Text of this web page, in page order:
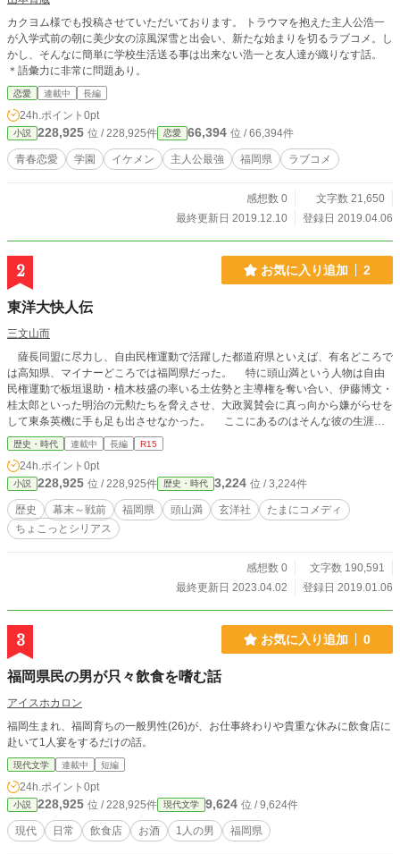
カクヨム様でも投稿させていただいております。 トラウマを抱えた主人公浩一
が入学式前の朝に美少女の涼風深雪と出会い、新たな始まりを切るラブコメ。し
かし、そんなに簡単に学校生活送る事は出来ない浩一と友人達が織りなす話。
＊語彙力に非常に問題あり。
恋愛 連載中 長編
24h.ポイント 0pt
小説 228,925 位 / 228,925件 恋愛 66,394 位 / 66,394件
青春恋愛 学園 イケメン 主人公最強 福岡県 ラブコメ
感想数 0
文字数 21,650
最終更新日 2019.12.10
登録日 2019.04.06
2 お気に入り追加 2
東洋大快人伝
三文山而
薩長同盟に尽力し、自由民権運動で活躍した都道府県といえば、有名どころで
は高知県、マイナーどころでは福岡県だった。 特に頭山満という人物は自由
民権運動で板垣退助・植木枝盛の率いる土佐勢と主導権を奪い合い、伊藤博文・
桂太郎といった明治の元勲たちを脅えさせ、大政翼賛会に真っ向から嫌がらせを
して東条英機に手も足も出させなかった。 ここにあるのはそんな彼の生涯と
その周辺を描くことで、幕末から昭和までの日本近代史を裏面から語る話であ
る。 なろう・アルファポリス・カクヨム・マグネットに同一内容のものを投
稿します。
歴史・時代 連載中 長編 R15
24h.ポイント 0pt
小説 228,925 位 / 228,925件 歴史・時代 3,224 位 / 3,224件
歴史 幕末～戦前 福岡県 頭山満 玄洋社
たまにコメディ
ちょこっとシリアス
感想数 0
文字数 190,591
最終更新日 2023.04.02
登録日 2019.01.06
3 お気に入り追加 0
福岡県民の男が只々飲食を嗜む話
アイスホカロン
福岡生まれ、福岡育ちの一般男性(26)が、お仕事終わりや貴重な休みに飲食店に
赴いて1人宴をするだけの話。
現代文学 連載中 短編
24h.ポイント 0pt
小説 228,925 位 / 228,925件 現代文学 9,624 位 / 9,624件
現代 日常 飲食店 お酒 1人の男 福岡県